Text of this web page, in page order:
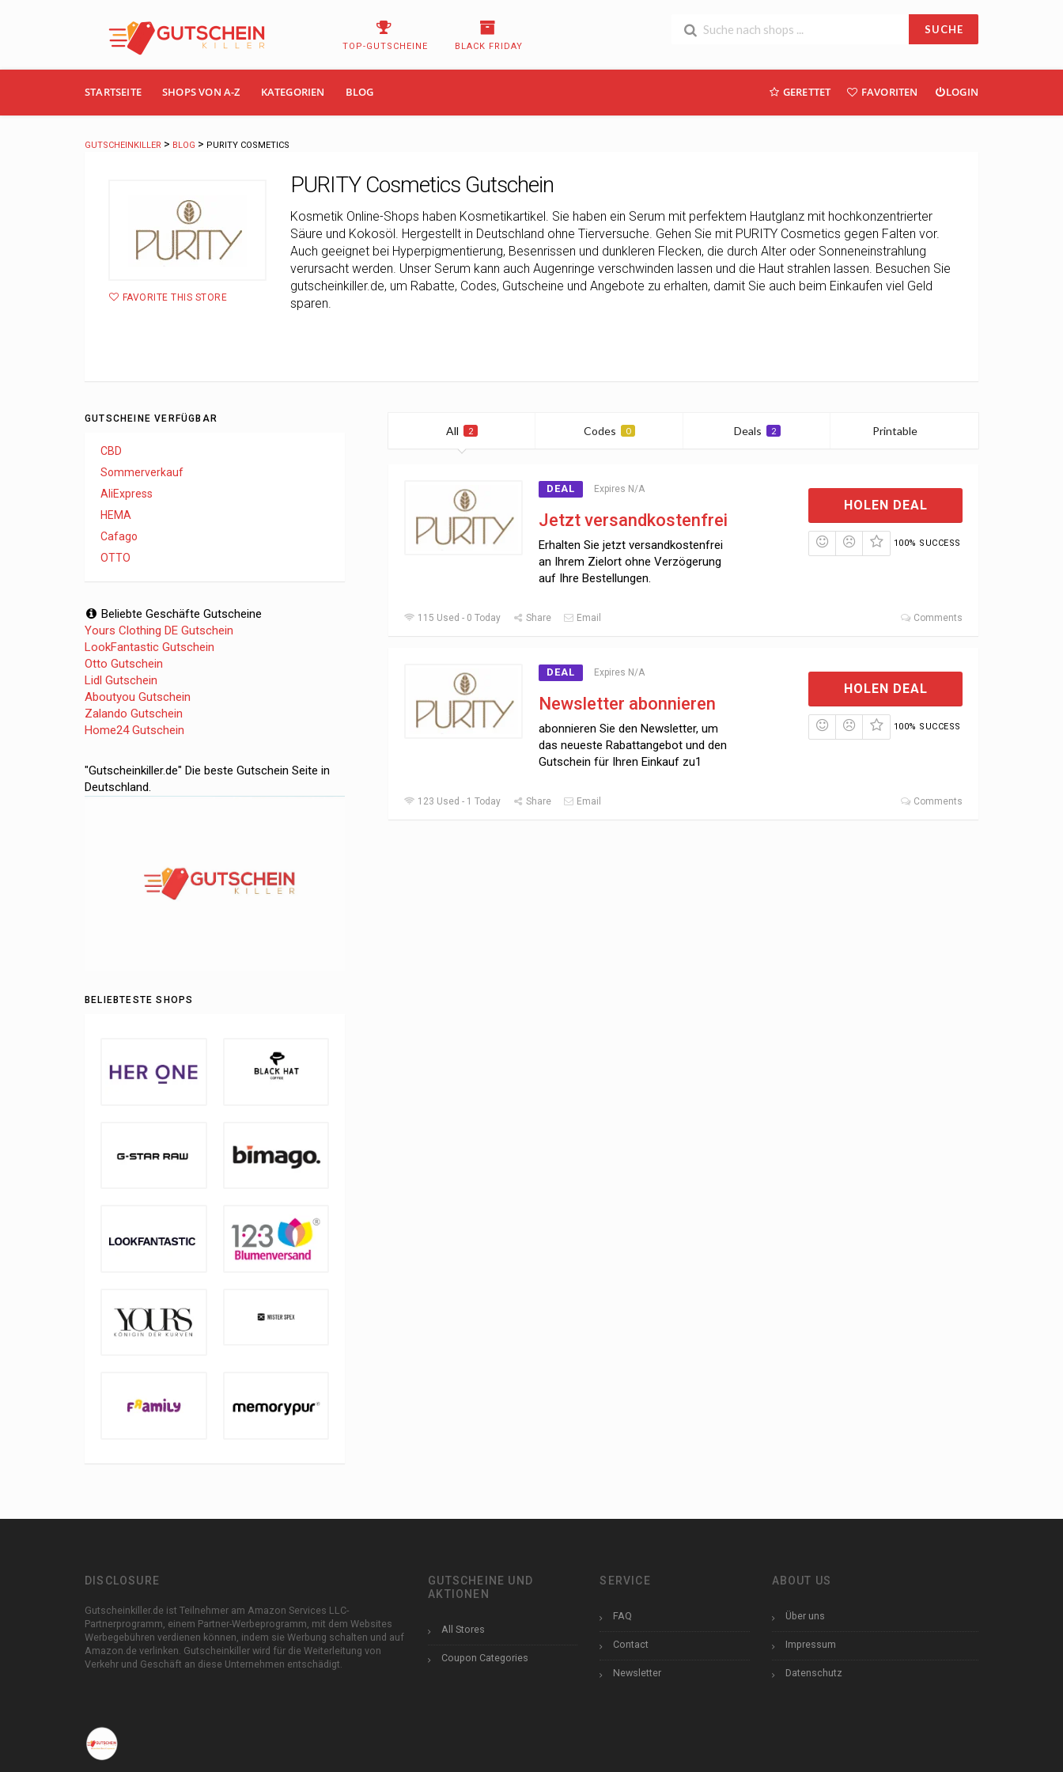
TOP-GUTSCHEINE BLACK FRIDAY
SUCHE
to
STARTSEITE SHOPS VON A-Z KATEGORIEN BLOG GERETTET FAVORITEN LOGIN
GUTSCHEINKILLER > BLOG > PURITY COSMETICS
FAVORITE THIS STORE
PURITY Cosmetics Gutschein
Kosmetik Online-Shops haben Kosmetikartikel. Sie haben ein Serum mit perfektem Hautglanz mit hochkonzentrierter
Säure und Kokosöl. Hergestellt in Deutschland ohne Tierversuche. Gehen Sie mit PURITY Cosmetics gegen Falten vor.
Auch geeignet bei Hyperpigmentierung, Besenrissen und dunkleren Flecken, die durch Alter oder Sonneneinstrahlung
verursacht werden. Unser Serum kann auch Augenringe verschwinden lassen und die Haut strahlen lassen. Besuchen Sie
gutscheinkiller.de, um Rabatte, Codes, Gutscheine und Angebote zu erhalten, damit Sie auch beim Einkaufen viel Geld
sparen.
All 2 Codes 0 Deals 2 Printable
DEAL Expires N/A
Jetzt versandkostenfrei
Erhalten Sie jetzt versandkostenfrei
an Ihrem Zielort ohne Verzögerung
auf Ihre Bestellungen.
HOLEN DEAL
100% SUCCESS
115 Used - 0 Today Share Email Comments
DEAL Expires N/A
Newsletter abonnieren
abonnieren Sie den Newsletter, um
das neueste Rabattangebot und den
Gutschein für Ihren Einkauf zu1
HOLEN DEAL
100% SUCCESS
123 Used - 1 Today Share Email Comments
GUTSCHEINE VERFÜGBAR
CBD
Sommerverkauf
AliExpress
HEMA
Cafago
OTTO
Beliebte Geschäfte Gutscheine
Yours Clothing DE Gutschein
LookFantastic Gutschein
Otto Gutschein
Lidl Gutschein
Aboutyou Gutschein
Zalando Gutschein
Home24 Gutschein
"Gutscheinkiller.de" Die beste Gutschein Seite in
Deutschland.
BELIEBTESTE SHOPS
DISCLOSURE
Gutscheinkiller.de ist Teilnehmer am Amazon Services LLC-
Partnerprogramm, einem Partner-Werbeprogramm, mit dem Websites
Werbegebühren verdienen können, indem sie Werbung schalten und auf
Amazon.de verlinken. Gutscheinkiller wird für die Weiterleitung von
Verkehr und Geschäft an diese Unternehmen entschädigt.
GUTSCHEINE UND
AKTIONEN
All Stores
Coupon Categories
SERVICE
FAQ
Contact
Newsletter
ABOUT US
Über uns
Impressum
Datenschutz